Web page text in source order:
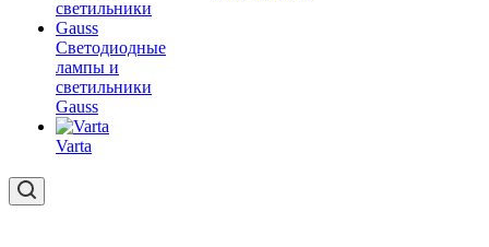
Светодиодные
лампы и
светильники
Gauss
Varta